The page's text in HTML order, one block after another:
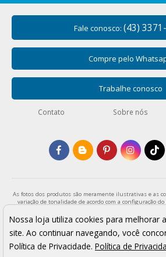
Fale conosco: (43)
Compre pelo
Trabalhe conosco
Contato Sobre nós
As fotos dos produtos são meramente ilustrativas e as
variação de tonalidade de acordo com a configuração
enquanto durar o estoque. Os preços apresentados são
e podem sofrer alterações sem aviso prévio. Vendas
dados.
Armarinho São José - Todos os direitos
Nossa loja utiliza cookies para melhorar
site. Ao continuar navegando, você
Política de Privacidade. Política de